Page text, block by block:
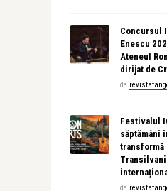
Concursul
Enescu
Ateneul
dirijat de
de
Festivalul
săptămâni
transformă
de